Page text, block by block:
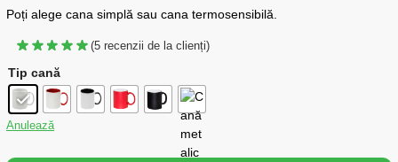
Poți alege cana simplă sau cana termosensibilă
(5 recenzii de la clienți)
Tip cană
Anulează